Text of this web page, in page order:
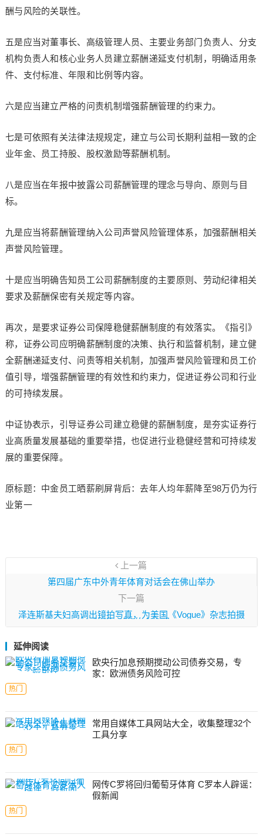
酬与风险的关联性。
五是应当对董事长、高级管理人员、主要业务部门负责人、分支
机构负责人和核心业务人员建立薪酬递延支付机制，明确适用条
件、支付标准、年限和比例等内容。
六是应当建立严格的问责机制增强薪酬管理的约束力。
七是可依照有关法律法规规定，建立与公司长期利益相一致的企
业年金、员工持股、股权激励等薪酬机制。
八是应当在年报中披露公司薪酬管理的理念与导向、原则与目
标。
九是应当将薪酬管理纳入公司声誉风险管理体系，加强薪酬相关
声誉风险管理。
十是应当明确告知员工公司薪酬制度的主要原则、劳动纪律相关
要求及薪酬保密有关规定等内容。
再次，是要求证券公司保障稳健薪酬制度的有效落实。《指引》
称，证券公司应明确薪酬制度的决策、执行和监督机制，建立健
全薪酬递延支付、问责等相关机制，加强声誉风险管理和员工价
值引导，增强薪酬管理的有效性和约束力，促进证券公司和行业
的可持续发展。
中证协表示，引导证券公司建立稳健的薪酬制度，是夯实证券行
业高质量发展基础的重要举措，也促进行业稳健经营和可持续发
展的重要保障。
原标题：中金员工晒薪刷屏背后：去年人均年薪降至98万仍为行
业第一
上一篇
第四届广东中外青年体育对话会在佛山举办
下一篇
泽连斯基夫妇高调出镜拍写真，为美国《Vogue》杂志拍摄
“战争主题”的人物照
延伸阅读
欧央行加息预期搅动公司债券交易，专
家：欧洲债务风险可控
热门
常用自媒体工具网站大全，收集整理32个
工具分享
热门
网传C罗将回归葡萄牙体育 C罗本人辟谣：
假新闻
热门